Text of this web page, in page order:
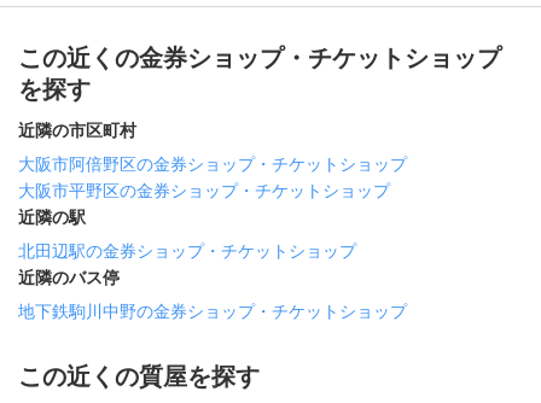
この近くの金券ショップ・チケットショップ
を探す
近隣の市区町村
大阪市阿倍野区の金券ショップ・チケットショップ
大阪市平野区の金券ショップ・チケットショップ
近隣の駅
北田辺駅の金券ショップ・チケットショップ
近隣のバス停
地下鉄駒川中野の金券ショップ・チケットショップ
この近くの質屋を探す